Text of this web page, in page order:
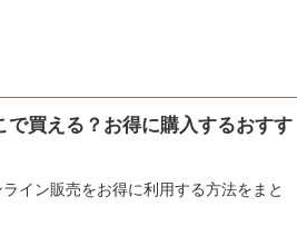
で買える？お得に購入するおすす
イン販売をお得に利用する方法をまと